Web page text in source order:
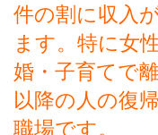
件の割に収入
ます。特に女
婚・子育てで
以降の人の復
職場です。